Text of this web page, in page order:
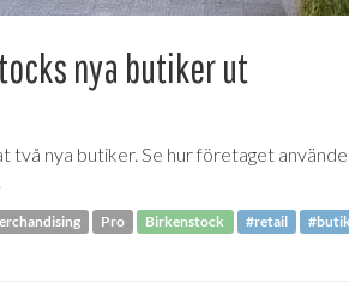
nya butiker ut
två nya butiker. Se hur företaget
Pro Birkenstock #retail